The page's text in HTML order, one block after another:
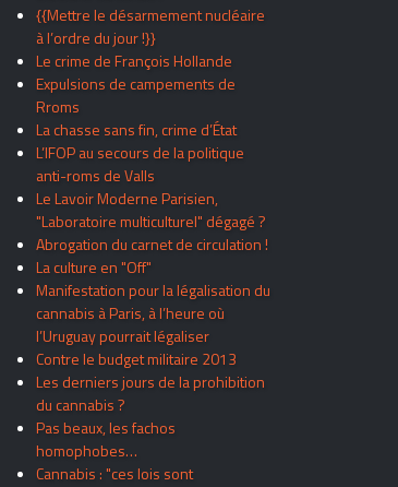
{{Mettre le désarmement nucléaire
à l’ordre du jour !}}
Le crime de François Hollande
Expulsions de campements de
Rroms
La chasse sans fin, crime d’État
L’IFOP au secours de la politique
anti-roms de Valls
Le Lavoir Moderne Parisien,
"Laboratoire multiculturel" dégagé ?
Abrogation du carnet de circulation !
La culture en "Off"
Manifestation pour la légalisation du
cannabis à Paris, à l’heure où
l’Uruguay pourrait légaliser
Contre le budget militaire 2013
Les derniers jours de la prohibition
du cannabis ?
Pas beaux, les fachos
homophobes…
Cannabis : "ces lois sont